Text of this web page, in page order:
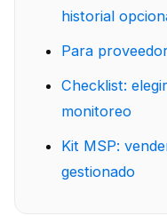
historial
Para
Checklist:
monitoreo
Kit MSP:
gestionado